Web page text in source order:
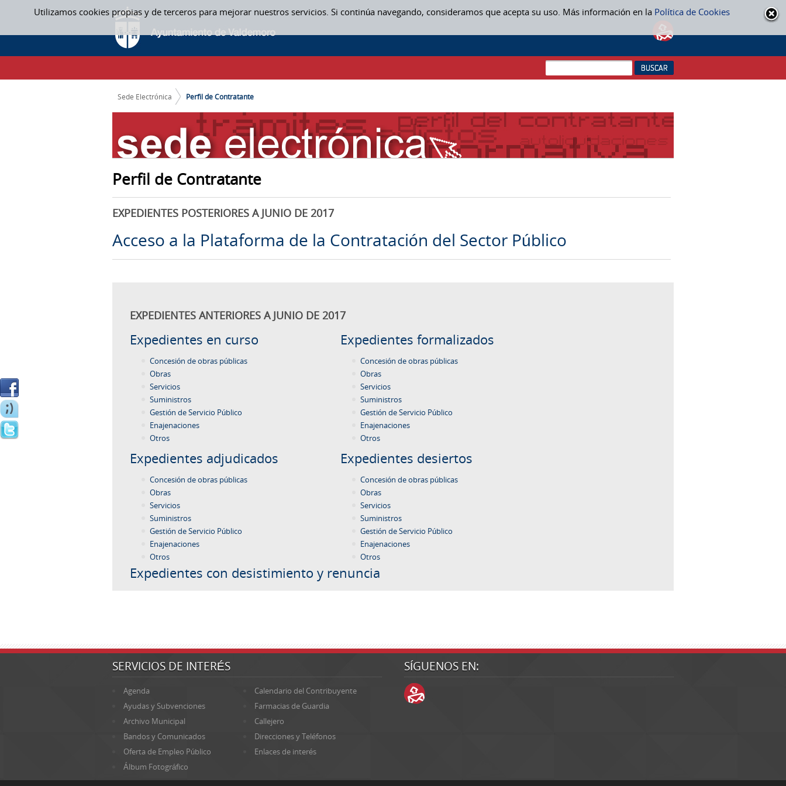
Utilizamos cookies propias y de terceros para mejorar nuestros servicios. Si continúa navegando, consideramos que acepta su uso. Más información en la Política de Cookies
Saltar al contenido
PERFIL DE CONTRATANTE
CAMINO DE MIGAS
Sede Electrónica Perfil de Contratante
Perfil de Contratante
EXPEDIENTES POSTERIORES A JUNIO DE 2017
Acceso a la Plataforma de la Contratación del Sector Público
EXPEDIENTES ANTERIORES A JUNIO DE 2017
Expedientes en curso
Concesión de obras públicas
Obras
Servicios
Suministros
Gestión de Servicio Público
Enajenaciones
Otros
Expedientes formalizados
Concesión de obras públicas
Obras
Servicios
Suministros
Gestión de Servicio Público
Enajenaciones
Otros
Expedientes adjudicados
Concesión de obras públicas
Obras
Servicios
Suministros
Gestión de Servicio Público
Enajenaciones
Otros
Expedientes desiertos
Concesión de obras públicas
Obras
Servicios
Suministros
Gestión de Servicio Público
Enajenaciones
Otros
Expedientes con desistimiento y renuncia
SERVICIOS DE INTERÉS
Agenda
Calendario del Contribuyente
Ayudas y Subvenciones
Farmacias de Guardia
Archivo Municipal
Callejero
Bandos y Comunicados
Direcciones y Teléfonos
Oferta de Empleo Público
Enlaces de interés
Álbum Fotográfico
SÍGUENOS EN: